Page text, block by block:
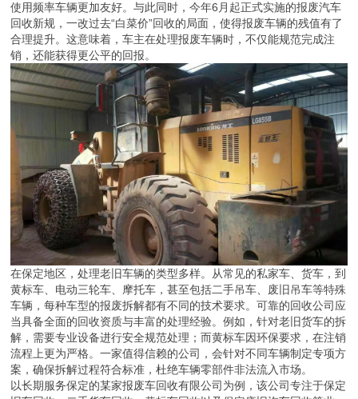
使用频率车辆更加友好。与此同时，今年6月起正式实施的报废汽车
回收新规，一改过去“白菜价”回收的局面，使得报废车辆的残值有了
合理提升。这意味着，车主在处理报废车辆时，不仅能规范完成注
销，还能获得更公平的回报。
在保定地区，处理老旧车辆的类型多样。从常见的私家车、货车，到
黄标车、电动三轮车、摩托车，甚至包括二手吊车、废旧吊车等特殊
车辆，每种车型的报废拆解都有不同的技术要求。可靠的回收公司应
当具备全面的回收资质与丰富的处理经验。例如，针对老旧货车的拆
解，需要专业设备进行安全规范处理；而黄标车因环保要求，在注销
流程上更为严格。一家值得信赖的公司，会针对不同车辆制定专项方
案，确保拆解过程符合标准，杜绝车辆零部件非法流入市场。
以长期服务保定的某家报废车回收有限公司为例，该公司专注于保定